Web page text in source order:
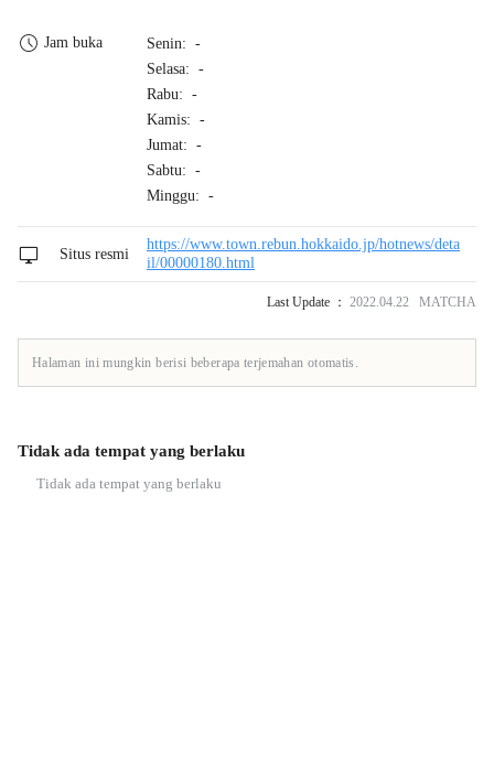
Jam buka
Senin: -
Selasa: -
Rabu: -
Kamis: -
Jumat: -
Sabtu: -
Minggu: -
Situs resmi
https://www.town.rebun.hokkaido.jp/hotnews/deta
il/00000180.html
Last Update ： 2022.04.22 MATCHA
Halaman ini mungkin berisi beberapa terjemahan otomatis.
Tidak ada tempat yang berlaku
Tidak ada tempat yang berlaku